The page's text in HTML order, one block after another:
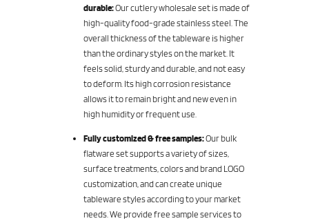
durable:Our cutlery wholesale set is made of
high-quality food-grade stainless steel. The
overall thickness of the tableware is higher
than the ordinary styles on the market. It
feels solid, sturdy and durable, and not easy
to deform. Its high corrosion resistance
allows it to remain bright and new even in
high humidity or frequent use.
Fully customized & free samples:Our bulk
flatware set supports a variety of sizes,
surface treatments, colors and brand LOGO
customization, and can create unique
tableware styles according to your market
needs. We provide free sample services to